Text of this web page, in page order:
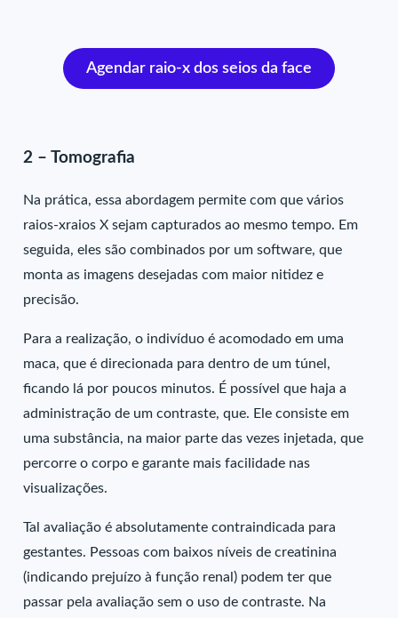
Agendar raio-x dos seios da face
2 – Tomografia
Na prática, essa abordagem permite com que vários
raios-xraios X sejam capturados ao mesmo tempo. Em
seguida, eles são combinados por um software, que
monta as imagens desejadas com maior nitidez e
precisão.
Para a realização, o indivíduo é acomodado em uma
maca, que é direcionada para dentro de um túnel,
ficando lá por poucos minutos. É possível que haja a
administração de um contraste, que. Ele consiste em
uma substância, na maior parte das vezes injetada, que
percorre o corpo e garante mais facilidade nas
visualizações.
Tal avaliação é absolutamente contraindicada para
gestantes. Pessoas com baixos níveis de creatinina
(indicando prejuízo à função renal) podem ter que
passar pela avaliação sem o uso de contraste. Na